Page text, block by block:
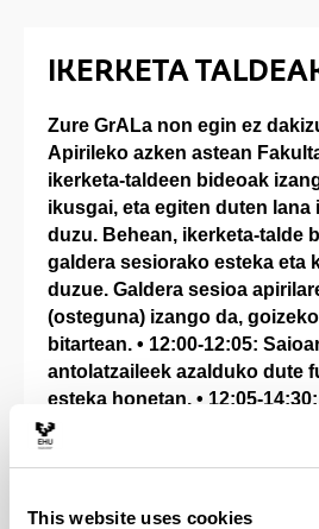
This website uses cookies
IKERKETA
Zure GrALa non egin ez
Apirileko azken astean
ikerketa-taldeen bideoak
ikusgai, eta egiten duten lana
duzu. Behean, ikerketa-talde
galdera sesiorako esteka eta
duzue. Galdera sesioa
(osteguna) izango da,
bitartean. • 12:00-12:05:
antolatzaileek azalduko dute
esteka honetan. • 12:05-
bakoitzaren estekan,
ikasleen arteko galdera-
izango duzu. Adi